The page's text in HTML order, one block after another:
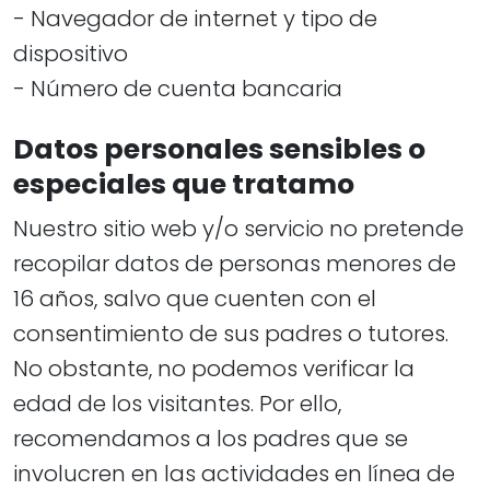
- Navegador de internet y tipo de
dispositivo
​​​​​​​- Número de cuenta bancaria
Datos personales sensibles o
especiales que tratamo
Nuestro sitio web y/o servicio no pretende
recopilar datos de personas menores de
16 años, salvo que cuenten con el
consentimiento de sus padres o tutores.
No obstante, no podemos verificar la
edad de los visitantes. Por ello,
recomendamos a los padres que se
involucren en las actividades en línea de